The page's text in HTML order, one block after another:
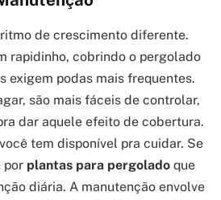
de crescimento diferente.
rapidinho, cobrindo o pergolado
exigem podas mais frequentes.
são mais fáceis de controlar,
dar aquele efeito de cobertura.
tem disponível pra cuidar. Se
por plantas para pergolado que
diária. A manutenção envolve